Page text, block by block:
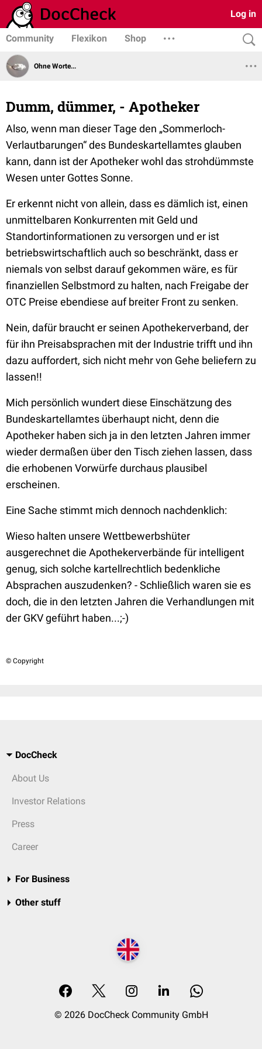
Log in
Community Flexikon Shop
Ohne Worte...
Dumm, dümmer, - Apotheker
Also, wenn man dieser Tage den „Sommerloch-
Verlautbarungen“ des Bundeskartellamtes glauben
kann, dann ist der Apotheker wohl das strohdümmste
Wesen unter Gottes Sonne.
Er erkennt nicht von allein, dass es dämlich ist, einen
unmittelbaren Konkurrenten mit Geld und
Standortinformationen zu versorgen und er ist
betriebswirtschaftlich auch so beschränkt, dass er
niemals von selbst darauf gekommen wäre, es für
finanziellen Selbstmord zu halten, nach Freigabe der
OTC Preise ebendiese auf breiter Front zu senken.
Nein, dafür braucht er seinen Apothekerverband, der
für ihn Preisabsprachen mit der Industrie trifft und ihn
dazu auffordert, sich nicht mehr von Gehe beliefern zu
lassen!!
Mich persönlich wundert diese Einschätzung des
Bundeskartellamtes überhaupt nicht, denn die
Apotheker haben sich ja in den letzten Jahren immer
wieder dermaßen über den Tisch ziehen lassen, dass
die erhobenen Vorwürfe durchaus plausibel
erscheinen.
Eine Sache stimmt mich dennoch nachdenklich:
Wieso halten unsere Wettbewerbshüter
ausgerechnet die Apothekerverbände für intelligent
genug, sich solche kartellrechtlich bedenkliche
Absprachen auszudenken? - Schließlich waren sie es
doch, die in den letzten Jahren die Verhandlungen mit
der GKV geführt haben...;-)
© Copyright
DocCheck
About Us
Investor Relations
Press
Career
For Business
Other stuff
© 2026 DocCheck Community GmbH